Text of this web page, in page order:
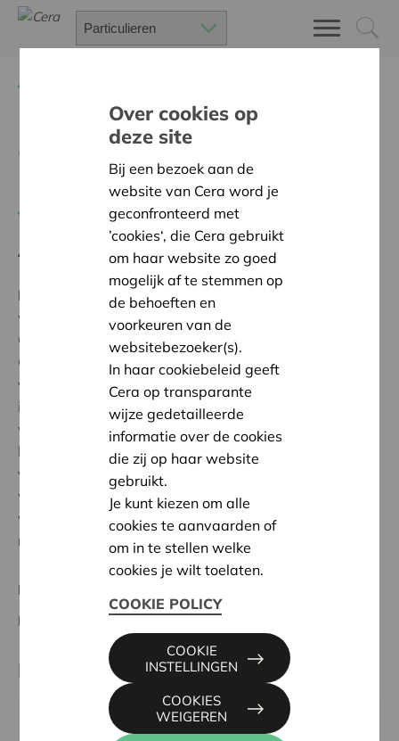
Cera GoodWalk Mons -
Mechelen
Terug naar overzicht
Ambitie: Warme en zorgzame buurten voor iedereen
Programma:
Bouwen aan sterke dorpen, buurten en
wijken, met zorgzame buren
Cera GoodWalk, de duurzame wandelzoektocht van
Cera en GoodPlanet Belgium, brengt je langs
verborgen plekken, cultureel erfgoed en duurzame
initiatieven. Met behulp van een praktische
wandelgids met een twintigtal denk- en zoekvragen
kan je zelf op ontdekking. Bovendien kan je met de
verzamelde antwoorden deelnemen aan een
wedstrijd. Elk jaar strijken we met deze inspirerende
wandelzoektocht voor jong en oud in een andere stad
neer.
Nationaal Project
Looptijd:
01/01/2023 - 31/12/2023
Partner
GOODPLANET BELGIUM, EDINBURGSTRAAT 26,
Over cookies op
deze site
Bij een bezoek aan de
website van Cera word je
geconfronteerd met
’cookies‘, die Cera gebruikt
om haar website zo goed
mogelijk af te stemmen op
de behoeften en
voorkeuren van de
websitebezoeker(s).
In haar cookiebeleid geeft
Cera op transparante
wijze gedetailleerde
informatie over de cookies
die zij op haar website
gebruikt.
Je kunt kiezen om alle
cookies te aanvaarden of
om in te stellen welke
cookies je wilt toelaten.
COOKIE POLICY
COOKIES
WEIGEREN
COOKIE
INSTELLINGEN